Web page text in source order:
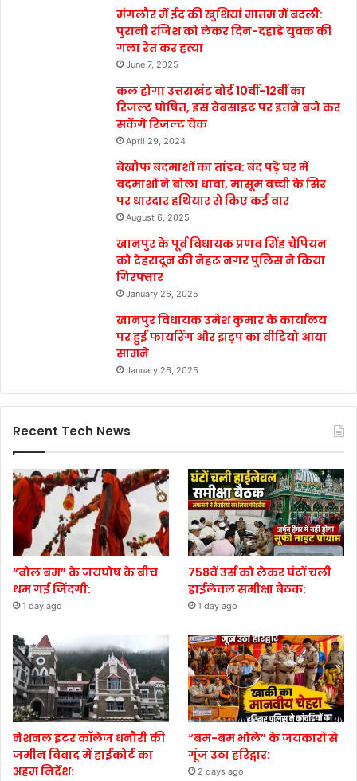
मंगलौर में ईद की खुशियां मातम में बदली:
पुरानी रंजिश को लेकर दिन-दहाड़े युवक की
गला रेत कर हत्या
June 7, 2025
कल होगा उत्तराखंड बोर्ड 10वीं-12वीं का
रिजल्ट घोषित, इस वेबसाइट पर इतने बजे कर
सकेंगे रिजल्ट चेक
April 29, 2024
बेखौफ बदमाशों का तांडव: बंद पड़े घर में
बदमाशों ने बोला धावा, मासूम बच्ची के सिर
पर धारदार हथियार से किए कई वार
August 6, 2025
खानपुर के पूर्व विधायक प्रणव सिंह चैंपियन
को देहरादून की नेहरू नगर पुलिस ने किया
गिरफ्तार
January 26, 2025
खानपुर विधायक उमेश कुमार के कार्यालय
पर हुई फायरिंग और झड़प का वीडियो आया
सामने
January 26, 2025
Recent Tech News
“बोल बम” के जयघोष के बीच
थम गई जिंदगी:
1 day ago
758वें उर्स को लेकर घंटों चली
हाईलेवल समीक्षा बैठक:
1 day ago
नेशनल इंटर कॉलेज धनौरी की
जमीन विवाद में हाईकोर्ट का
अहम निर्देश:
“बम-बम भोले” के जयकारों से
गूंज उठा हरिद्वार:
2 days ago